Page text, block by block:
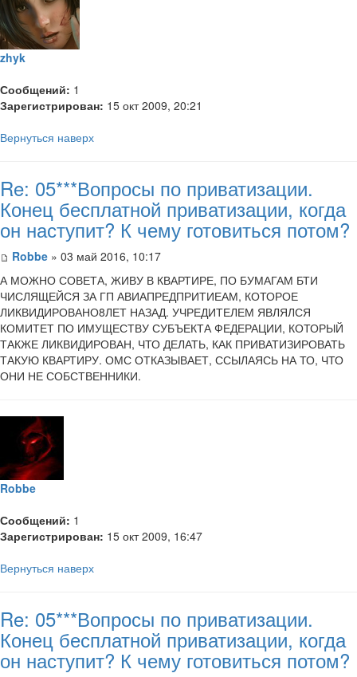
zhyk
Сообщений: 1
Зарегистрирован: 15 окт 2009, 20:21
Вернуться наверх
Re: 05***Вопросы по приватизации.
Конец бесплатной приватизации, когда
он наступит? К чему готовиться потом?
Robbe » 03 май 2016, 10:17
А МОЖНО СОВЕТА, ЖИВУ В КВАРТИРЕ, ПО БУМАГАМ БТИ
ЧИСЛЯЩЕЙСЯ ЗА ГП АВИАПРЕДПРИТИЕАМ, КОТОРОЕ
ЛИКВИДИРОВАНО8ЛЕТ НАЗАД. УЧРЕДИТЕЛЕМ ЯВЛЯЛСЯ
КОМИТЕТ ПО ИМУЩЕСТВУ СУБЪЕКТА ФЕДЕРАЦИИ, КОТОРЫЙ
ТАКЖЕ ЛИКВИДИРОВАН, ЧТО ДЕЛАТЬ, КАК ПРИВАТИЗИРОВАТЬ
ТАКУЮ КВАРТИРУ. ОМС ОТКАЗЫВАЕТ, ССЫЛАЯСЬ НА ТО, ЧТО
ОНИ НЕ СОБСТВЕННИКИ.
Robbe
Сообщений: 1
Зарегистрирован: 15 окт 2009, 16:47
Вернуться наверх
Re: 05***Вопросы по приватизации.
Конец бесплатной приватизации, когда
он наступит? К чему готовиться потом?